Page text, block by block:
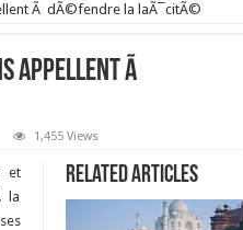
Ã dÃ©fendre la laÃ¯citÃ©
appellent Ã
1,455 Views
Related Articles
et
la